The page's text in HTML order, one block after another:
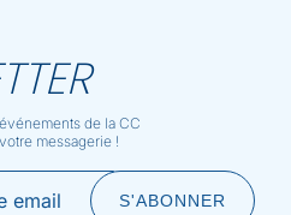
de la CC
messagerie !